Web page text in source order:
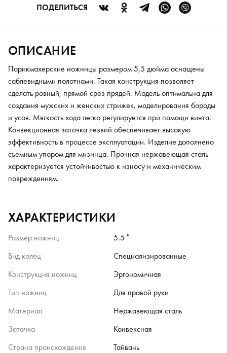
ПОДЕЛИТЬСЯ
ОПИСАНИЕ
Парикмахерские ножницы размером 5,5 дюйма оснащены
саблевидными полотнами. Такая конструкция позволяет
сделать ровный, прямой срез прядей. Модель оптимальна для
создания мужских и женских стрижек, моделирования бороды
и усов. Мягкость хода легко регулируется при помощи винта.
Конвекционная заточка лезвий обеспечивает высокую
эффективность в процессе эксплуатации. Изделие дополнено
съемным упором для мизинца. Прочная нержавеющая сталь
характеризуется устойчивостью к износу и механическим
повреждениям.
ХАРАКТЕРИСТИКИ
Размер ножниц
5.5 ″
Вид колец
Специализированные
Конструкция ножниц
Эргономичная
Тип ножниц
Для правой руки
Материал
Нержавеющая сталь
Заточка
Конвексная
Страна происхождения
Тайвань